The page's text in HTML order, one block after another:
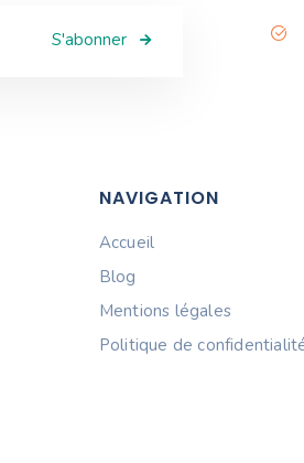
S'abonner
NAVIGATION
Accueil
Blog
Mentions légales
Politique de